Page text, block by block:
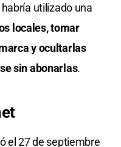
utilizado una
locales, tomar
y ocultarlas
sin abonarlas.
el 27 de septiembre